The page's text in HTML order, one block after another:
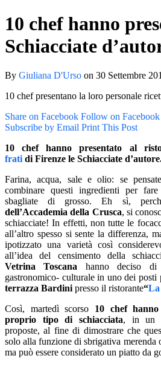
10 chef hanno
Schiacciate
By Giuliana D'Urso on 30 Settembre
10 chef presentano la loro personale
Share on Facebook Follow on Facebook
Subscribe by Email Print This Post
10 chef
hanno presentato al
frati di Firenze le Schiacciate d’autore
Farina, acqua, sale e olio: se
combinare questi ingredienti per
sbagliate di grosso. Eh sì,
dell’Accademia della Crusca, si
schiacciate! In effetti, non tutte le
all’altro spesso si sente la differenza,
ipotizzato una varietà così
all’idea del censimento della
Vetrina Toscana hanno deciso di
gastronomico- culturale in uno dei
terrazza Bardini presso il ristorante“La
Così, martedì scorso 10 chef
proprio tipo di schiacciata, in un
proposte, al fine di dimostrare che
solo alla funzione di sbrigativa merenda
ma può essere considerato un piatto da